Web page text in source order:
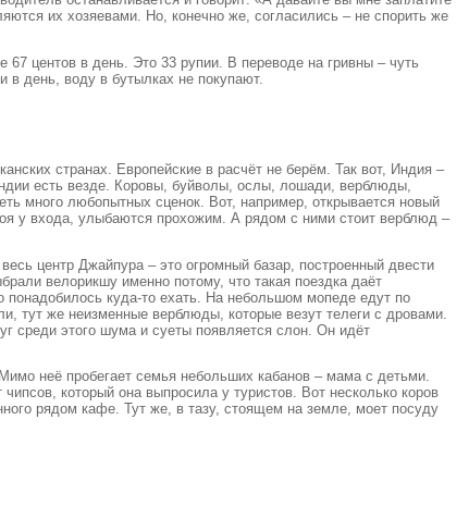
их хозяевами. Но, конечно же, согласились – не спорить же
центов в день. Это 33 рупии. В переводе на гривны – чуть
день, воду в бутылках не покупают.
странах. Европейские в расчёт не берём. Так вот, Индия –
есть везде. Коровы, буйволы, ослы, лошади, верблюды,
много любопытных сценок. Вот, например, открывается новый
у входа, улыбаются прохожим. А рядом с ними стоит верблюд –
центр Джайпура – это огромный базар, построенный двести
велорикшу именно потому, что такая поездка даёт
куда-то ехать. На небольшом мопеде едут по
тут же неизменные верблюды, которые везут телеги с дровами.
среди этого шума и суеты появляется слон. Он идёт
неё пробегает семья небольших кабанов – мама с детьми.
который она выпросила у туристов. Вот несколько коров
рядом кафе. Тут же, в тазу, стоящем на земле, моет посуду